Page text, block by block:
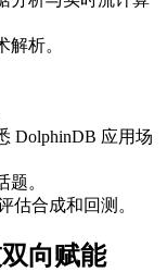
析。
DolphinDB 应用场
。
估合成和回测。
向赋能